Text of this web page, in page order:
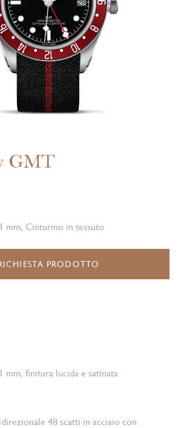
GMT
mm, Cinturino in tessuto
PRODOTTO
mm, finitura lucida e satinata
48 scatti in acciaio con